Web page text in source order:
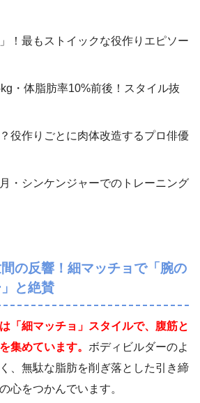
！最もストイックな役作りエピソー
・体脂肪率10%前後！スタイル抜
役作りごとに肉体改造するプロ俳優
・シンケンジャーでのトレーニング
の反響！細マッチョで「腕の
と絶賛
「細マッチョ」スタイルで、腹筋と
集めています。 ボディビルダーのよ
、無駄な脂肪を削ぎ落とした引き締
心をつかんでいます。